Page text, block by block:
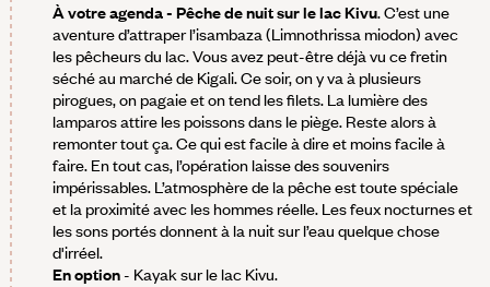
À votre agenda - Pêche de nuit sur le lac Kivu. C’est une
aventure d’attraper l’isambaza (Limnothrissa miodon) avec
les pêcheurs du lac. Vous avez peut-être déjà vu ce fretin
séché au marché de Kigali. Ce soir, on y va à plusieurs
pirogues, on pagaie et on tend les filets. La lumière des
lamparos attire les poissons dans le piège. Reste alors à
remonter tout ça. Ce qui est facile à dire et moins facile à
faire. En tout cas, l’opération laisse des souvenirs
impérissables. L’atmosphère de la pêche est toute spéciale
et la proximité avec les hommes réelle. Les feux nocturnes et
les sons portés donnent à la nuit sur l’eau quelque chose
d'irréel.
En option- Kayak sur le lac Kivu.